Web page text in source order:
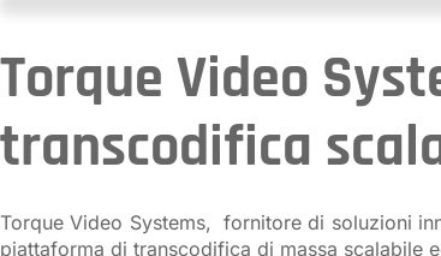
Torque Video
transcodifica
Torque Video Systems, fornitore di soluzioni
piattaforma di transcodifica di massa scalabile